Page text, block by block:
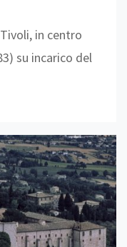
in centro
su incarico del